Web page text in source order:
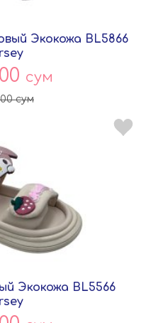
Экокожа BL5866
сум
сум
Экокожа BL5566